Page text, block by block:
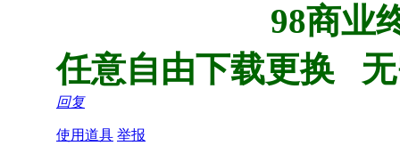
98商业终身会
任意自由下载更换
回复
使用道具 举报